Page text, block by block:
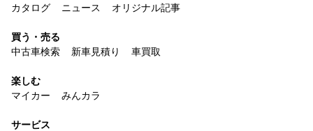
カタログ
ニュース オリジナル記事
買う・売る
中古車検索
新車見積り 車買取
楽しむ
マイカー
みんカラ
サービス